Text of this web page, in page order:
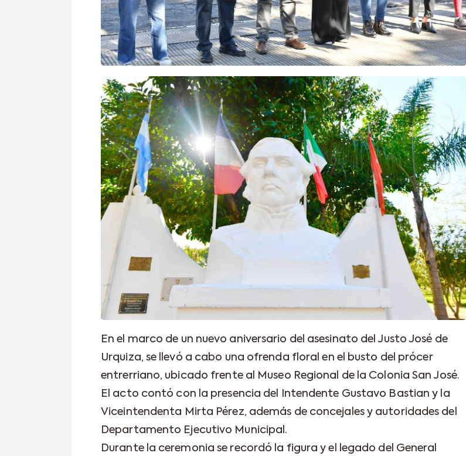
En el marco de un nuevo aniversario del asesinato del Justo José de
Urquiza, se llevó a cabo una ofrenda floral en el busto del prócer
entrerriano, ubicado frente al Museo Regional de la Colonia San José.
El acto contó con la presencia del Intendente Gustavo Bastian y la
Viceintendenta Mirta Pérez, además de concejales y autoridades del
Departamento Ejecutivo Municipal.
Durante la ceremonia se recordó la figura y el legado del General